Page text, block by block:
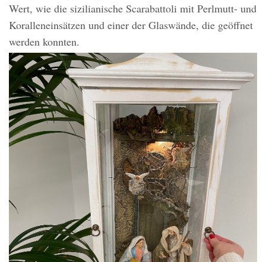
Wert, wie die sizilianische Scarabattoli mit Perlmutt- und
Koralleneinsätzen und einer der Glaswände, die geöffnet
werden konnten.